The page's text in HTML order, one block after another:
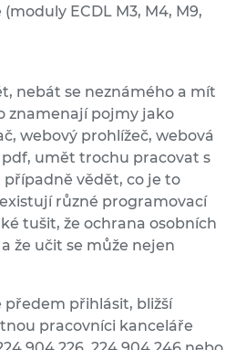
ECDL M3, M4, M9,
nebát se neznámého a mít
znamenají pojmy jako
webový prohlížeč, webová
umět trochu pracovat s
vědět, co je to
různé programovací
tušit, že ochrana osobních
že učit se může nejen
předem přihlásit, bližší
pracovníci kanceláře